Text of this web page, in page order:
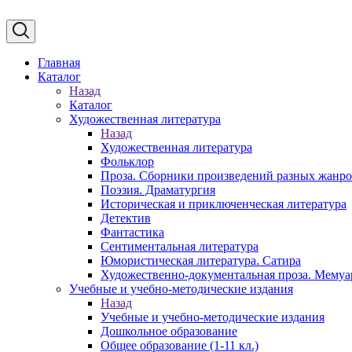
Главная
Каталог
Назад
Каталог
Художественная литература
Назад
Художественная литература
Фольклор
Проза. Сборники произведений разных
Поэзия. Драматургия
Историческая и приключенческая литература
Детектив
Фантастика
Сентиментальная литература
Юмористическая литература. Сатира
Художественно-документальная проза.
Учебные и учебно-методические издания
Назад
Учебные и учебно-методические издания
Дошкольное образование
Общее образование (1-11 кл.)